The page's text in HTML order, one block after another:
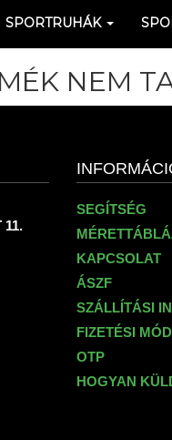
SPORTRUHÁK
NEM
11.
SEGÍTSÉG
KAPCSOLAT
ÁSZF
SZÁLLÍTÁSI
FIZETÉSI
OTP
HOGYAN